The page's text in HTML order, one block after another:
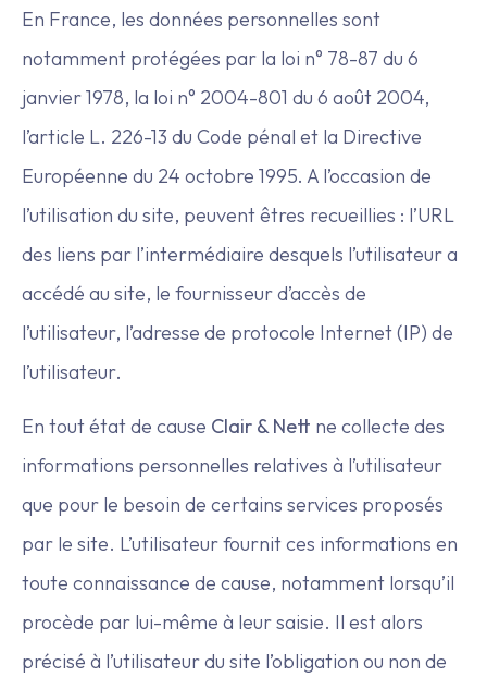
En France, les données personnelles sont
notamment protégées par la loi n° 78-87 du 6
janvier 1978, la loi n° 2004-801 du 6 août 2004,
l’article L. 226-13 du Code pénal et la Directive
Européenne du 24 octobre 1995. A l’occasion de
l’utilisation du site, peuvent êtres recueillies : l’URL
des liens par l’intermédiaire desquels l’utilisateur a
accédé au site, le fournisseur d’accès de
l’utilisateur, l’adresse de protocole Internet (IP) de
l’utilisateur.
En tout état de cause Clair & Nett ne collecte des
informations personnelles relatives à l’utilisateur
que pour le besoin de certains services proposés
par le site. L’utilisateur fournit ces informations en
toute connaissance de cause, notamment lorsqu’il
procède par lui-même à leur saisie. Il est alors
précisé à l’utilisateur du site l’obligation ou non de